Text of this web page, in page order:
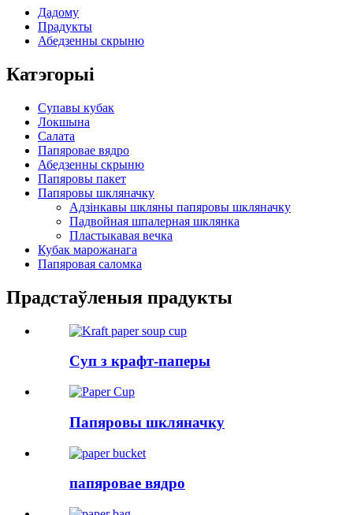
Дадому
Прадукты
Абедзенны скрыню
Катэгорыі
Супавы кубак
Локшына
Салата
Папяровае вядро
Абедзенны скрыню
Папяровы пакет
Папяровы шкляначку
Адзінкавы шкляны папяровы шкляначку
Падвойная шпалерная шклянка
Пластыкавая вечка
Кубак марожанага
Папяровая саломка
Прадстаўленыя прадукты
Суп з крафт-паперы
Папяровы шкляначку
папяровае вядро